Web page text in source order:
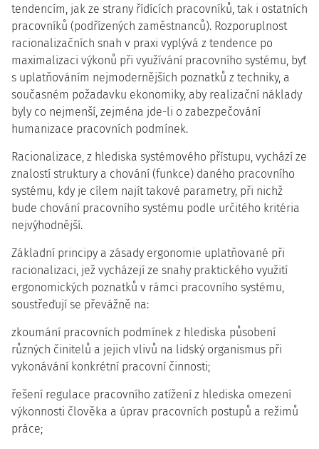
tendencím, jak ze strany řídících pracovníků, tak i ostatních
pracovníků (podřízených zaměstnanců). Rozporuplnost
racionalizačních snah v praxi vyplývá z tendence po
maximalizaci výkonů při využívání pracovního systému, byť
s uplatňováním nejmodernějších poznatků z techniky, a
současném požadavku ekonomiky, aby realizační náklady
byly co nejmenší, zejména jde-li o zabezpečování
humanizace pracovních podmínek.
Racionalizace, z hlediska systémového přístupu, vychází ze
znalostí struktury a chování (funkce) daného pracovního
systému, kdy je cílem najít takové parametry, při nichž
bude chování pracovního systému podle určitého kritéria
nejvýhodnější.
Základní principy a zásady ergonomie uplatňované při
racionalizaci, jež vycházejí ze snahy praktického využití
ergonomických poznatků v rámci pracovního systému,
soustřeďují se převážně na:
zkoumání pracovních podmínek z hlediska působení
různých činitelů a jejich vlivů na lidský organismus při
vykonávání konkrétní pracovní činnosti;
řešení regulace pracovního zatížení z hlediska omezení
výkonnosti člověka a úprav pracovních postupů a režimů
práce;